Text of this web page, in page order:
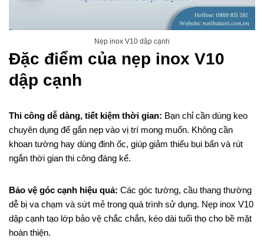
Nẹp inox V10 dập cạnh
Đặc điểm của nẹp inox V10
dập cạnh
Thi công dễ dàng, tiết kiệm thời gian: Bạn chỉ cần dùng keo
chuyên dụng để gắn nẹp vào vị trí mong muốn. Không cần
khoan tường hay dùng đinh ốc, giúp giảm thiểu bụi bẩn và rút
ngắn thời gian thi công đáng kể.
Bảo vệ góc cạnh hiệu quả: Các góc tường, cầu thang thường
dễ bị va chạm và sứt mẻ trong quá trình sử dụng. Nẹp inox V10
dập cạnh tạo lớp bảo vệ chắc chắn, kéo dài tuổi thọ cho bề mặt
hoàn thiện.